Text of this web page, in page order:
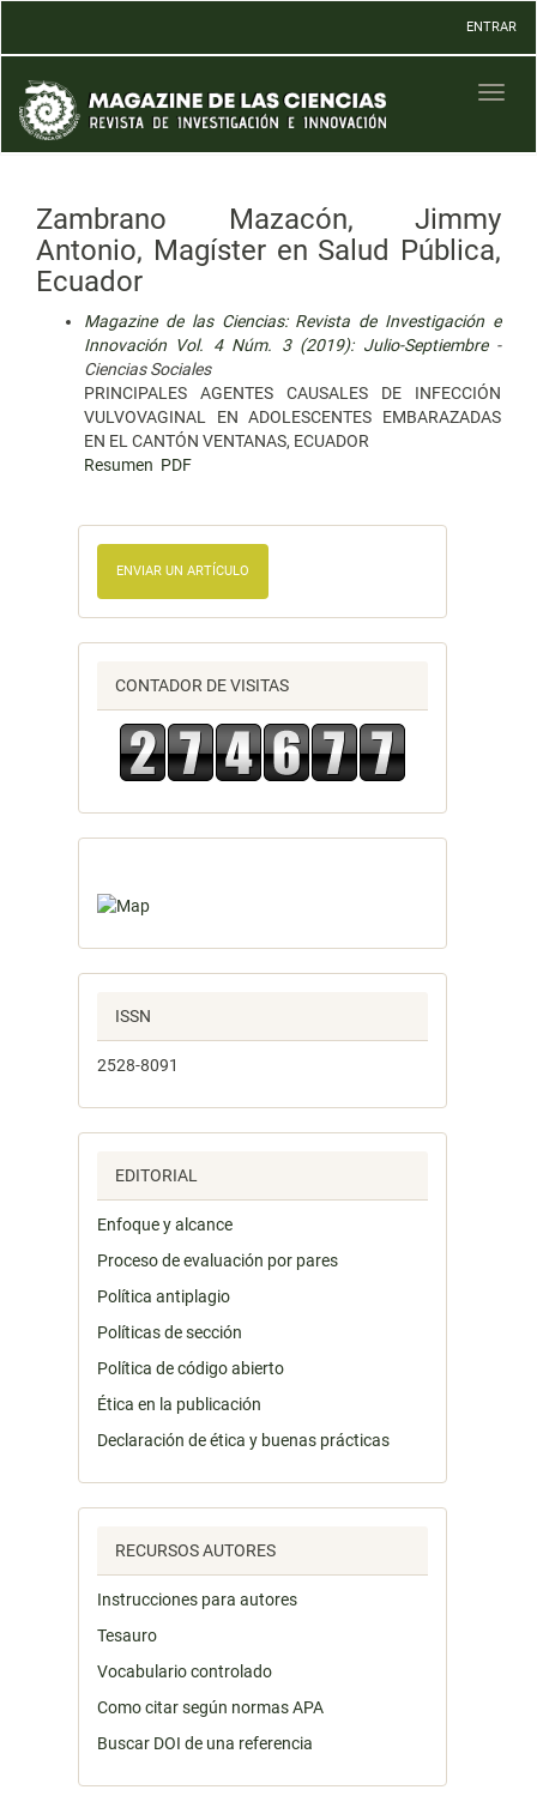
Contenido
principal
Barra
lateral
ENTRAR
Zambrano Mazacón, Jimmy
Antonio, Magíster en Salud Pública,
Ecuador
Magazine de las Ciencias: Revista de Investigación e
Innovación Vol. 4 Núm. 3 (2019): Julio-Septiembre-
Ciencias Sociales
PRINCIPALES AGENTES CAUSALES DE INFECCIÓN
VULVOVAGINAL EN ADOLESCENTES EMBARAZADAS
EN EL CANTÓN VENTANAS, ECUADOR
Resumen PDF
ENVIAR UN ARTÍCULO
CONTADOR DE VISITAS
ISSN
2528-8091
EDITORIAL
Enfoque y alcance
Proceso de evaluación por pares
Política antiplagio
Políticas de sección
Política de código abierto
Ética en la publicación
Declaración de ética y buenas prácticas
RECURSOS AUTORES
Instrucciones para autores
Tesauro
Vocabulario controlado
Como citar según normas APA
Buscar DOI de una referencia